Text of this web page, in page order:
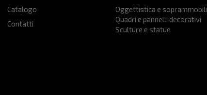
Catalogo
Contatti
Oggettistica e soprammobili
Quadri e pannelli decorativi
Sculture e statue